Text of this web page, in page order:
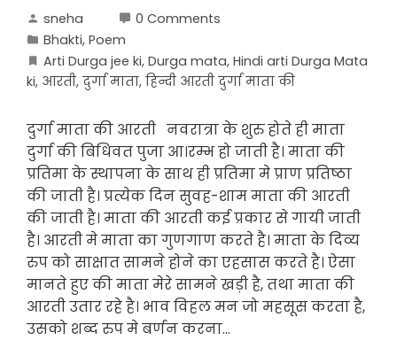
sneha
0 Comments
Bhakti, Poem
Arti Durga jee ki, Durga mata, Hindi arti Durga Mata
ki, आरती, दुर्गा माता, हिन्दी आरती दुर्गा माता की
दुर्गा माता की आरती नवरात्रा के शुरु होते ही माता
दुर्गा की बिधिवत पुजा आ।रम्भ हो जाती है। माता की
प्रतिमा के स्थापना के साथ ही प्रतिमा मे प्राण प्रतिष्ठा
की जाती है। प्रत्येक दिन सुवह-शाम माता की आरती
की जाती है। माता की आरती कई प्रकार से गायी जाती
है। आरती मे माता का गुणगाण करते है। माता के दिव्य
रुप को साक्षात सामने होने का एहसास करते है। ऐसा
मानते हुए की माता मेरे सामने खड़ी है, तथा माता की
आरती उतार रहे है। भाव विहल मन जो महसूस करता है,
उसको शब्द रुप मे बर्णन करना…